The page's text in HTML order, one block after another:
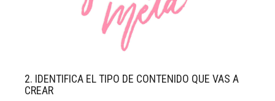
2. IDENTIFICA EL TIPO DE CONTENIDO QUE VAS A
CREAR